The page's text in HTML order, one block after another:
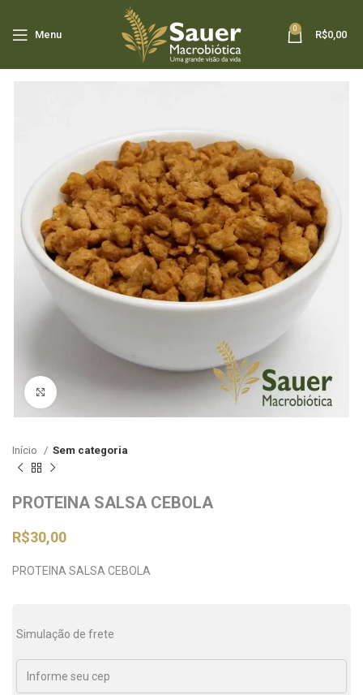
Menu
0
R$0,00
Clique para ampliar
Início Sem categoria
PROTEINA SALSA CEBOLA
R$30,00
PROTEINA SALSA CEBOLA
Simulação de frete